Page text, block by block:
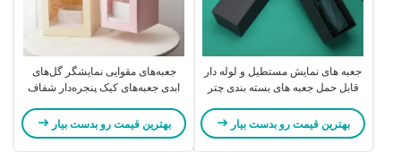
جعبه های نمایش مستطیل و لوله دار
قابل حمل جعبه های بسته بندی چتر
بهترین قیمت رو بدست بیار
جعبه‌های مقوایی نمایشگر گل‌های
ابدی جعبه‌های کیک پنجره‌دار شفاف
بهترین قیمت رو بدست بیار